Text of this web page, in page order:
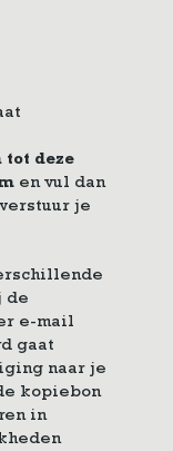
tot deze
en vul dan
je
de
e-mail
gaat
naar je
kopiebon
in